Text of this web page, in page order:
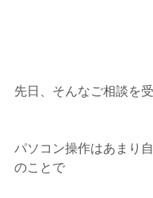
先日、そんなご相談を受
パソコン操作はあまり
のことで